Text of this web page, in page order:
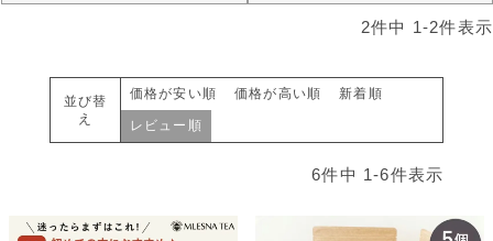
2件中 1 -2件表示
並び替
え
価格が安い順 価格が高い順 新着順
レビュー順
6件中 1-6件表示